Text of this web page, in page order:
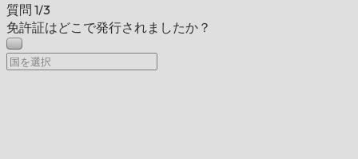
質問 1/3
免許証はどこで発行されましたか？